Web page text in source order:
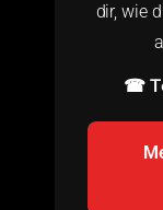
dir, wie
☎